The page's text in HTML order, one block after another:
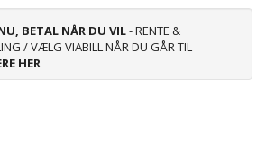
BETAL NÅR DU VIL- RENTE &
/ VÆLG VIABILL NÅR DU GÅR TIL
HER